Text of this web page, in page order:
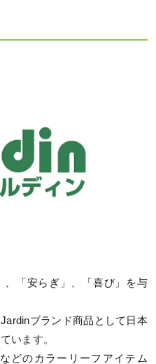
、「安らぎ」、「喜び」を与
ブランド商品として日本
います。
どのカラーリーフアイテム